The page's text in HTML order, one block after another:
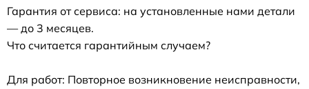
Гарантия от сервиса: на установленные нами детали
— до 3 месяцев.
Что считается гарантийным случаем?
Для работ: Повторное возникновение неисправности,